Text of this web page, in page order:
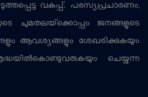
വകുപ്പ്. പരസ്യപ്രചാരണം,
ചുമതലയ്‌ക്കൊപ്പം ജനങ്ങളുടെ
ആവശ്യങ്ങളും ശേഖരിക്കുകയും
ചെയ്യുന്ന